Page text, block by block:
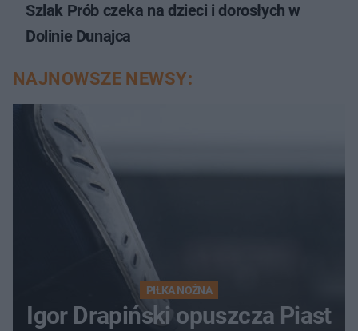
Szlak Prób czeka na dzieci i dorosłych w
Dolinie Dunajca
NAJNOWSZE NEWSY:
PIŁKA NOŻNA
Igor Drapiński opuszcza Piast